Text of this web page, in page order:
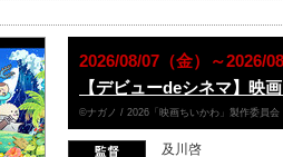
2026/08/07（金）～2026/
【デビューdeシネマ】映
©ナガノ / 2026「映画ちいかわ」製作委員会
及川啓